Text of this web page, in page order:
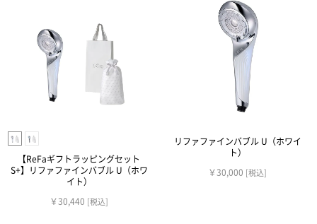
【ReFaギフトラッピングセット
S+】リファファインバブル U（ホワ
イト）
￥30,440 [税込]
リファファインバブル U（ホワイ
ト）
￥30,000 [税込]